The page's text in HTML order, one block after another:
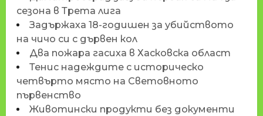
сезона в Трета лига
Задържаха 18-годишен за убийството
на чичо си с дървен кол
Два пожара гасиха в Хасковска област
Тенис надеждите с историческо
четвърто място на Световното
първенство
Животински продукти без документи